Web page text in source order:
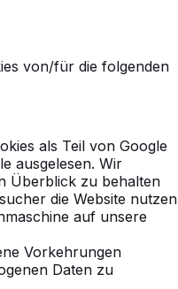
von/für die folgenden
als Teil von Google
ausgelesen. Wir
Überblick zu behalten
die Website nutzen
auf unsere
Vorkehrungen
Daten zu